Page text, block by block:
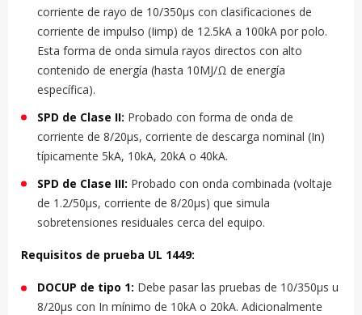
corriente de rayo de 10/350μs con clasificaciones de
corriente de impulso (Iimp) de 12.5kA a 100kA por polo.
Esta forma de onda simula rayos directos con alto
contenido de energía (hasta 10MJ/Ω de energía
específica).
SPD de Clase II: Probado con forma de onda de
corriente de 8/20μs, corriente de descarga nominal (In)
típicamente 5kA, 10kA, 20kA o 40kA.
SPD de Clase III: Probado con onda combinada (voltaje
de 1.2/50μs, corriente de 8/20μs) que simula
sobretensiones residuales cerca del equipo.
Requisitos de prueba UL 1449:
DOCUP de tipo 1: Debe pasar las pruebas de 10/350μs u
8/20μs con In mínimo de 10kA o 20kA. Adicionalmente